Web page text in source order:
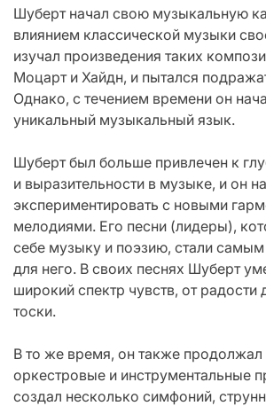
Шуберт начал свою музыкальную
влиянием классической музыки
изучал произведения таких
Моцарт и Хайдн, и пытался
Однако, с течением времени он
уникальный музыкальный язык.
Шуберт был больше привлечен к
и выразительности в музыке, и он
экспериментировать с новыми
мелодиями. Его песни (лидеры),
себе музыку и поэзию, стали
для него. В своих песнях Шуберт
широкий спектр чувств, от радости
тоски.
В то же время, он также продолжал
оркестровые и инструментальные
создал несколько симфоний,